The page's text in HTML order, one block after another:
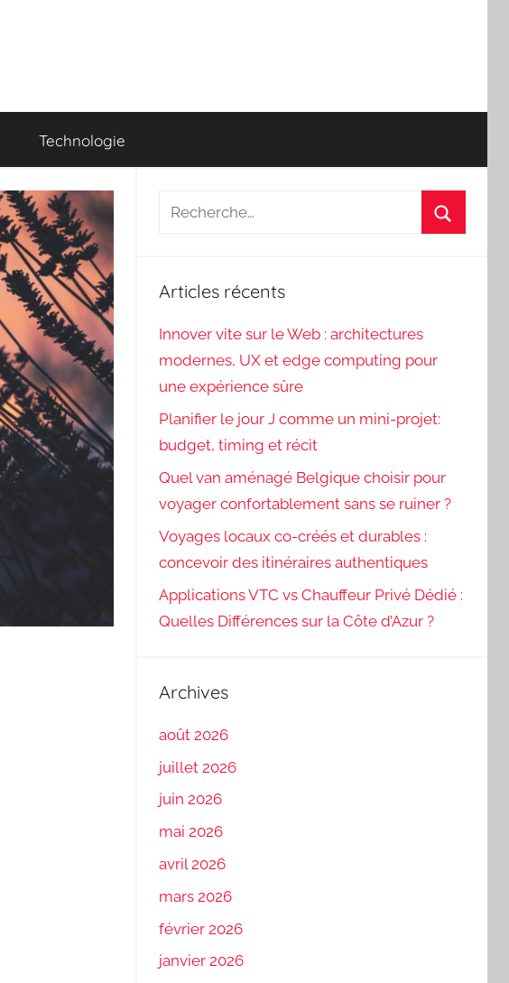
Technologie
Recherche
Articles récents
Innover vite sur le Web : architectures
modernes, UX et edge computing pour
une expérience sûre
Planifier le jour J comme un mini-projet:
budget, timing et récit
Quel van aménagé Belgique choisir pour
voyager confortablement sans se ruiner ?
Voyages locaux co-créés et durables :
concevoir des itinéraires authentiques
Applications VTC vs Chauffeur Privé Dédié :
Quelles Différences sur la Côte d’Azur ?
Archives
août 2026
juillet 2026
juin 2026
mai 2026
avril 2026
mars 2026
février 2026
janvier 2026